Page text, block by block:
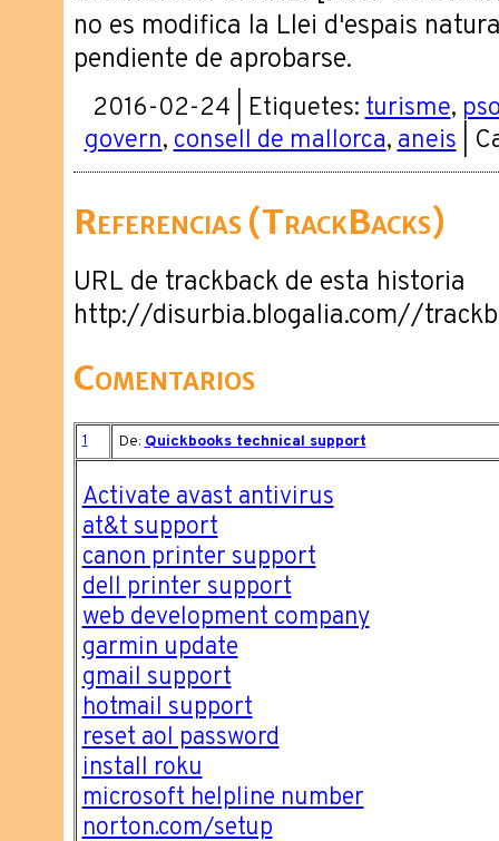
no es modifica la Llei d'espais
pendiente de aprobarse.
2016-02-24 | Etiquetes:turisme,
govern,consell de mallorca,aneis|
Referencias (TrackBacks)
URL de trackback de esta historia
http://disurbia.blogalia.com//
Comentarios
1 De: Quickbooks technical support
Activate avast antivirus
at&t support
canon printer support
dell printer support
web development company
garmin update
gmail support
hotmail support
reset aol password
install roku
microsoft helpline number
norton.com/setup